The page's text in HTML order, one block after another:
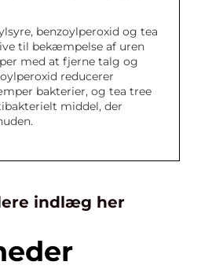
benzoylperoxid og tea
til bekæmpelse af uren
med at fjerne talg og
reducerer
bakterier, og tea tree
middel, der
indlæg her